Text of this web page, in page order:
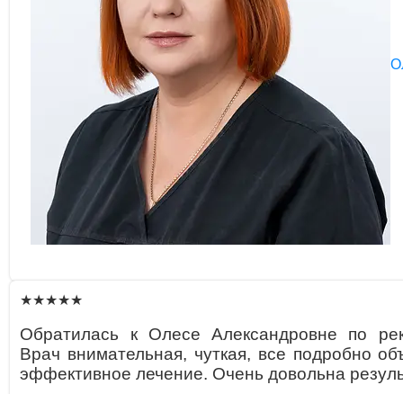
★★★★★
Обратилась к Олесе Александровне по
Врач внимательная, чуткая, все подробно
эффективное лечение. Очень довольна